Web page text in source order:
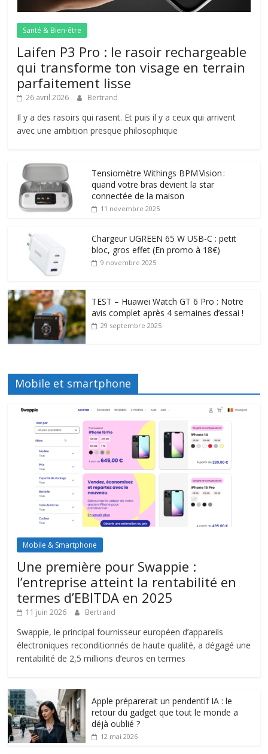
Santé & Bien-être
Laifen P3 Pro : le rasoir rechargeable
qui transforme ton visage en terrain
parfaitement lisse
26 avril 2026 Bertrand
Il y a des rasoirs qui rasent. Et puis il y a ceux qui arrivent
avec une ambition presque philosophique
Tensiomètre Withings BPM Vision :
quand votre bras devient la star
connectée de la maison
11 novembre 2025
Chargeur UGREEN 65 W USB-C : petit
bloc, gros effet (En promo à 18€)
9 novembre 2025
TEST – Huawei Watch GT 6 Pro : Notre
avis complet après 4 semaines d’essai !
29 septembre 2025
Mobile et smartphone
Mobile & Smartphone
Une première pour Swappie :
l’entreprise atteint la rentabilité en
termes d’EBITDA en 2025
11 juin 2026 Bertrand
Swappie, le principal fournisseur européen d’appareils
électroniques reconditionnés de haute qualité, a dégagé une
rentabilité de 2,5 millions d’euros en termes
Apple préparerait un pendentif IA : le
retour du gadget que tout le monde a
déjà oublié ?
12 mai 2026